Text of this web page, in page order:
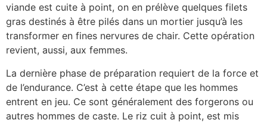
viande est cuite à point, on en prélève quelques filets
gras destinés à être pilés dans un mortier jusqu’à les
transformer en fines nervures de chair. Cette opération
revient, aussi, aux femmes.
La dernière phase de préparation requiert de la force et
de l’endurance. C’est à cette étape que les hommes
entrent en jeu. Ce sont généralement des forgerons ou
autres hommes de caste. Le riz cuit à point, est mis